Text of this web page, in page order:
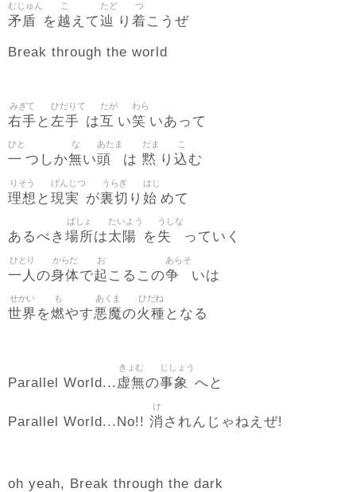
矛盾
むじゅん
を越
こ
えて辿
たど
り 着
つ
こうぜ
Break through the world
右手
みぎて
と 左手
ひだりて
は互
たが
い笑
わら
いあって
一
ひと
つしか無
な
い頭
あたま
は 黙
だま
り 込
こ
む
理想
りそう
と 現実
げんじつ
が裏切
うらぎ
り 始
はじ
めて
あるべき 場所
ばしょ
は太陽
たいよう
を失
うしな
っていく
一人
ひとり
の身体
からだ
で起
お
こるこの争
あらそ
いは
世界
せかい
を燃
も
やす悪魔
あくま
の火種
ひだね
となる
Parallel World...虚無
きょむ
の事象
じしょう
へと
Parallel World...No!! 消
け
されんじゃねえぜ!
oh yeah, Break through the dark